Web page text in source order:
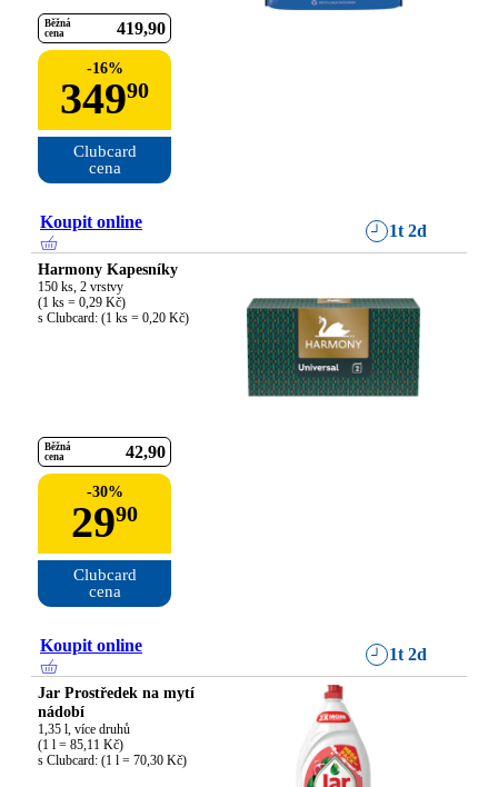
Běžná
cena
419 90
-16%
34990
Clubcard
cena
Koupit online 1t 2d
Harmony Kapesníky
150 ks, 2 vrstvy
(1 ks = 0,29 Kč)
s Clubcard: (1 ks = 0,20 Kč)
Běžná
cena
42 90
-30%
2990
Clubcard
cena
Koupit online 1t 2d
Jar Prostředek na mytí
nádobí
1,35 l, více druhů
(1 l = 85,11 Kč)
s Clubcard: (1 l = 70,30 Kč)